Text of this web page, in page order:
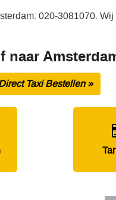
020-3081070.
naar
Taxi Bestellen »